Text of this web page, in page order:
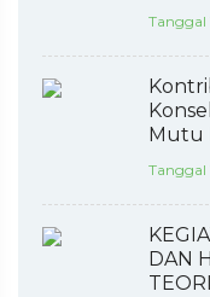
Tanggal
Mutu
Tanggal
DAN